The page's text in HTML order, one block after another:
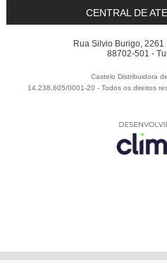
CENTRAL DE
Rua Silvio Burigo,
88702-501 -
Castelo Distribuidora
14.238.605/0001-20 - Todos os direitos